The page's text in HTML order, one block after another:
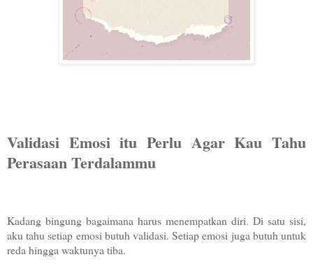
Validasi Emosi itu Perlu Agar Kau Tahu
Perasaan Terdalammu
Kadang bingung bagaimana harus menempatkan diri. Di satu sisi,
aku tahu setiap emosi butuh validasi. Setiap emosi juga butuh untuk
reda hingga waktunya tiba.